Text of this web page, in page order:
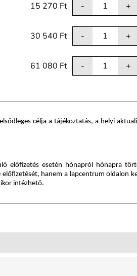
15 270 Ft - +
30 540 Ft - +
61 080 Ft - +
célja a tájékoztatás, a helyi
előfizetés esetén hónapról hónapra
hanem a lapcentrum oldalon
intézhető.